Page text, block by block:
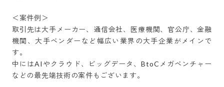
＜案件例＞
取引先は大手メーカー、通信会社、医療機関、官公庁、金融
機関、大手ベンダーなど幅広い業界の大手企業がメインで
す。
中にはAIやクラウド、ビッグデータ、BtoCメガベンチャー
などの最先端技術の案件もございます。